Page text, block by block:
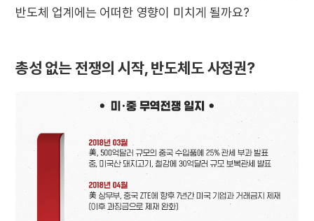
반도체 업계에는 어떠한 영향이 미치게 될까요?
총성 없는 전쟁의 시작, 반도체도 사정권?